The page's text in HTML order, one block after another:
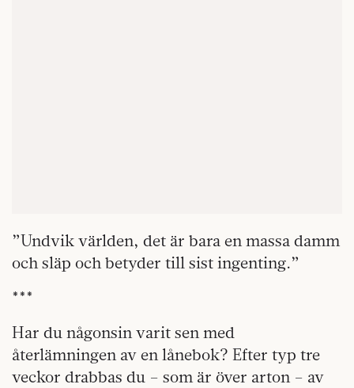
”Undvik världen, det är bara en massa damm
och släp och betyder till sist ingenting.”
***
Har du någonsin varit sen med
återlämningen av en lånebok? Efter typ tre
veckor drabbas du – som är över arton – av